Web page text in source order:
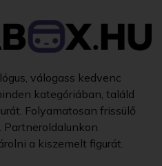
válogass kedvenc
kategóriában, találd
Folyamatosan frissülő
Partneroldalunkon
a kiszemelt figurát.